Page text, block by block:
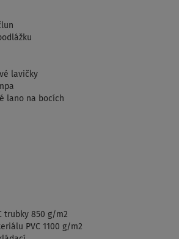
lavičky
lano na bocích
trubky 850 g/m2
PVC 1100 g/m2